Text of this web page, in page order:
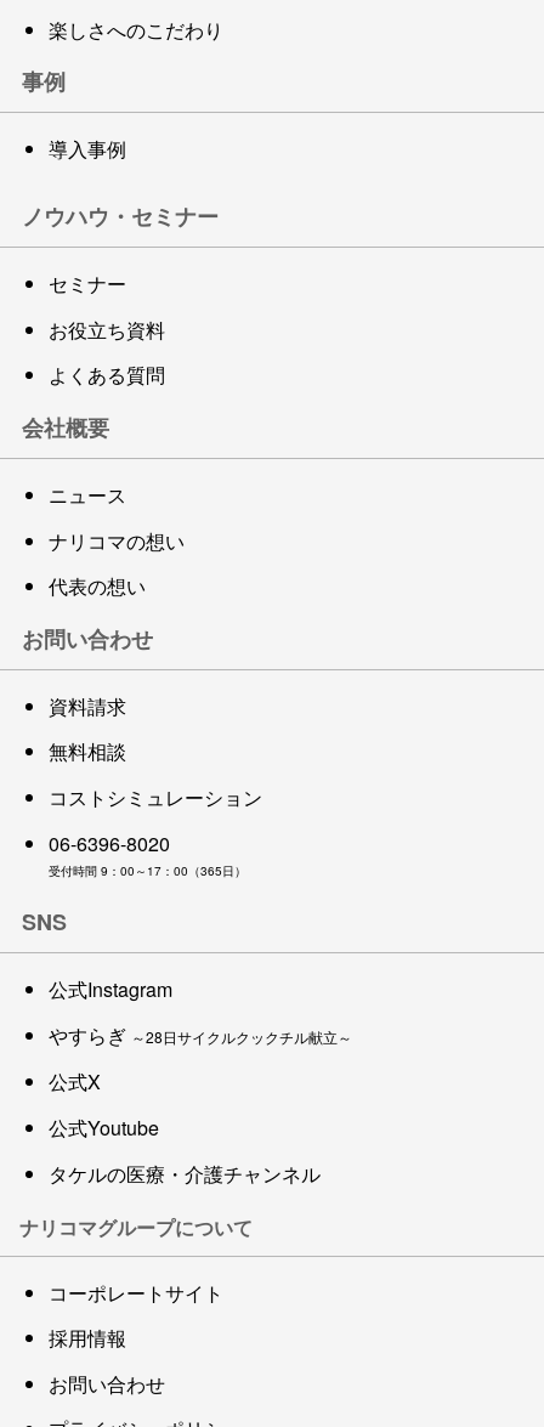
楽しさへのこだわり
事例
導入事例
ノウハウ・セミナー
セミナー
お役立ち資料
よくある質問
会社概要
ニュース
ナリコマの想い
代表の想い
お問い合わせ
資料請求
無料相談
コストシミュレーション
06-6396-8020
受付時間 9：00～17：00（365日）
SNS
公式Instagram
やすらぎ ～28日サイクルクックチル献立～
公式X
公式Youtube
タケルの医療・介護チャンネル
ナリコマグループについて
コーポレートサイト
採用情報
お問い合わせ